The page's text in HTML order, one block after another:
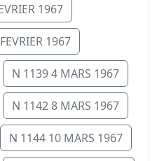
1967
1967
N 1139 4 MARS 1967
N 1142 8 MARS 1967
N 1144 10 MARS 1967